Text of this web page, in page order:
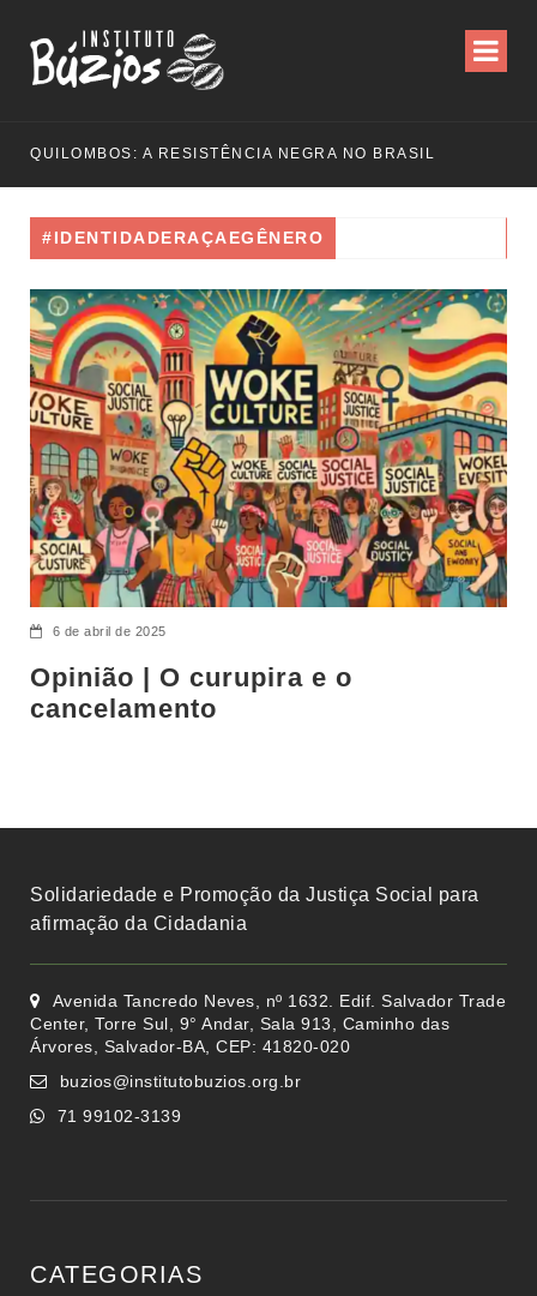
QUILOMBOS: A RESISTÊNCIA NEGRA NO BRASIL
#IDENTIDADERAÇAEGÊNERO
6 de abril de 2025
Opinião | O curupira e o
cancelamento
Solidariedade e Promoção da Justiça Social para
afirmação da Cidadania
Avenida Tancredo Neves, nº 1632. Edif. Salvador Trade
Center, Torre Sul, 9° Andar, Sala 913, Caminho das
Árvores, Salvador-BA, CEP: 41820-020
buzios@institutobuzios.org.br
71 99102-3139
CATEGORIAS